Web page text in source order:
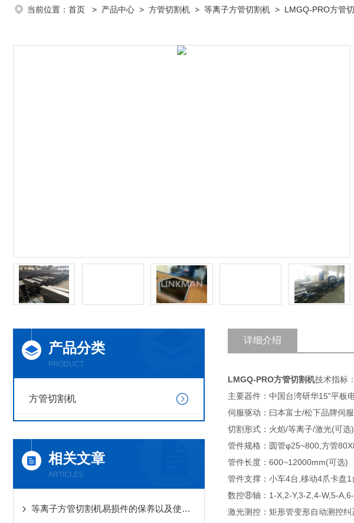
当前位置： 首页 > 产品中心 > 方管切割机 > 等离子方管切割机 > LMGQ-PRO方管
产品分类
PRODUCT
方管切割机
相关文章
ARTICLES
等离子方管切割机易损件的保养以及使用过程中应该注意的问题
详细介绍
LMGQ-PRO方管切割机技术指标：
主要器件：中国台湾研华15"平板
伺服驱动：曰本富士/松下品牌伺
切割形式：火焰/等离子/激光(可选)
管件规格：圆管φ25~800,方管
管件长度：600~12000mm(可选)
管件支撑：小车4台,移动4爪卡盘
数控⑧轴：1-X,2-Y,3-Z,4-W,5-
激光测控：矩形管变形自动测控纠